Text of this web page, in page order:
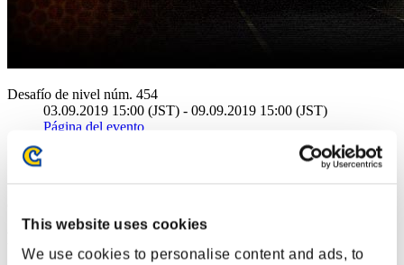
This website uses cookies
We use cookies to personalise content and ads, to
Desafío de nivel núm. 454
03.09.2019 15:00 (JST) - 09.09.2019 15:00 (JST)
Página del evento